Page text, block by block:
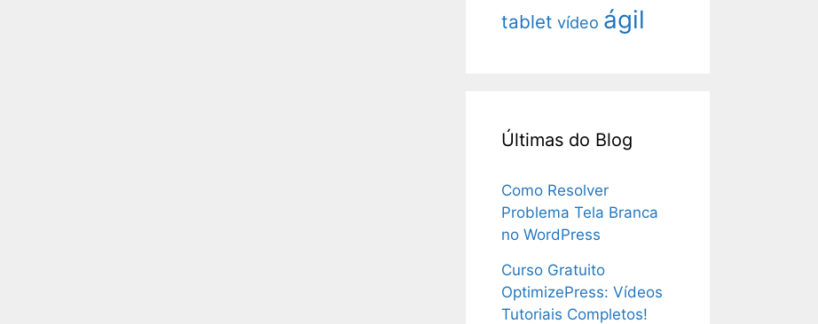
tablet vídeo ágil
Últimas do Blog
Como Resolver
Problema Tela Branca
no WordPress
Curso Gratuito
OptimizePress: Vídeos
Tutoriais Completos!